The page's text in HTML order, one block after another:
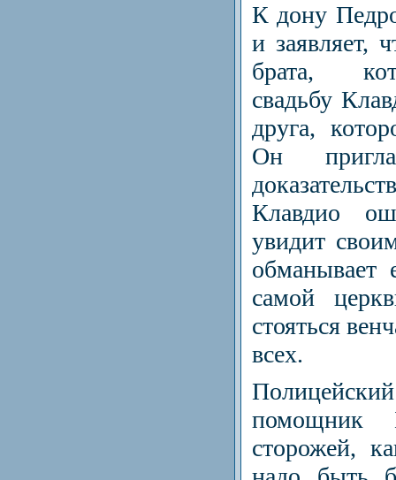
К дону
и заявляет,
брата,
свадьбу
друга,
Он
Клавдио
увидит
обманывает
самой
стояться
всех.
помощник
сторожей,